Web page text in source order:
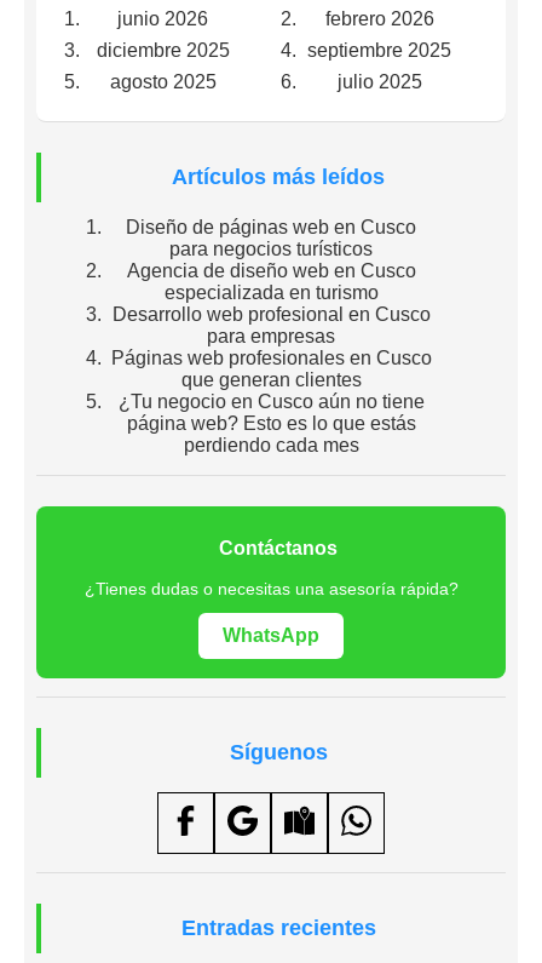
junio 2026
febrero 2026
diciembre 2025
septiembre 2025
agosto 2025
julio 2025
Artículos más leídos
Diseño de páginas web en Cusco
para negocios turísticos
Agencia de diseño web en Cusco
especializada en turismo
Desarrollo web profesional en Cusco
para empresas
Páginas web profesionales en Cusco
que generan clientes
¿Tu negocio en Cusco aún no tiene
página web? Esto es lo que estás
perdiendo cada mes
Contáctanos
¿Tienes dudas o necesitas una asesoría rápida?
WhatsApp
Síguenos
Entradas recientes